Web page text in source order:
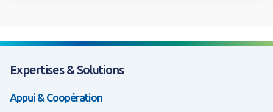
Expertises & Solutions
Appui & Coopération